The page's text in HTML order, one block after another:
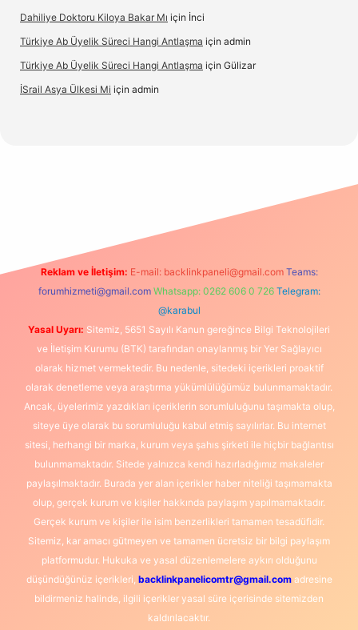
Dahiliye Doktoru Kiloya Bakar Mı için İnci
Türkiye Ab Üyelik Süreci Hangi Antlaşma için admin
Türkiye Ab Üyelik Süreci Hangi Antlaşma için Gülizar
İSrail Asya Ülkesi Mi için admin
Reklam ve İletişim: E-mail: backlinkpaneli@gmail.com Teams:
forumhizmeti@gmail.com Whatsapp: 0262 606 0 726 Telegram:
@karabul
Yasal Uyarı: Sitemiz, 5651 Sayılı Kanun gereğince Bilgi Teknolojileri
ve İletişim Kurumu (BTK) tarafından onaylanmış bir Yer Sağlayıcı
olarak hizmet vermektedir. Bu nedenle, sitedeki içerikleri proaktif
olarak denetleme veya araştırma yükümlülüğümüz bulunmamaktadır.
Ancak, üyelerimiz yazdıkları içeriklerin sorumluluğunu taşımakta olup,
siteye üye olarak bu sorumluluğu kabul etmiş sayılırlar. Bu internet
sitesi, herhangi bir marka, kurum veya şahıs şirketi ile hiçbir bağlantısı
bulunmamaktadır. Sitede yalnızca kendi hazırladığımız makaleler
paylaşılmaktadır. Burada yer alan içerikler haber niteliği taşımamakta
olup, gerçek kurum ve kişiler hakkında paylaşım yapılmamaktadır.
Gerçek kurum ve kişiler ile isim benzerlikleri tamamen tesadüfidir.
Sitemiz, kar amacı gütmeyen ve tamamen ücretsiz bir bilgi paylaşım
platformudur. Hukuka ve yasal düzenlemelere aykırı olduğunu
düşündüğünüz içerikleri, backlinkpanelicomtr@gmail.comadresine
bildirmeniz halinde, ilgili içerikler yasal süre içerisinde sitemizden
kaldırılacaktır.